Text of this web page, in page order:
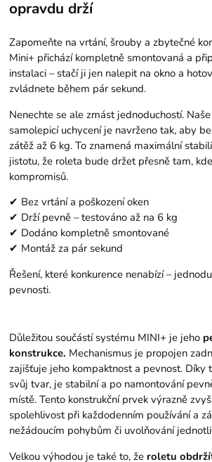
opravdu drží
Zapomeňte na vrtání, šrouby a zbytečné
Mini+ přichází kompletně smontovaná a
instalaci – stačí ji jen nalepit na okno a
zvládnete během pár sekund.
Nenechte se ale zmást jednoduchostí.
samolepicí uchycení je navrženo tak, aby
zátěž až 6 kg. To znamená maximální
jistotu, že roleta bude držet přesně tam,
kompromisů.
✔ Bez vrtání a poškození oken
✔ Drží pevně – testováno až na 6 kg
✔ Dodáno kompletně smontované
✔ Montáž za pár sekund
Řešení, které konkurence nenabízí –
pevnosti.
Důležitou součástí systému MINI+ je jeho
konstrukce. Mechanismus je propojen
zajišťuje jeho kompaktnost a pevnost. Díky
svůj tvar, je stabilní a po namontování
místě. Tento konstrukční prvek výrazně
spolehlivost při každodenním používání a
nežádoucím pohybům či uvolňování
Velkou výhodou je také to, že roletu